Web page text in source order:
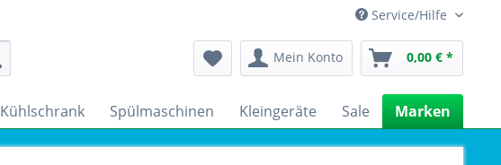
Service/Hilfe
Mein Konto 0,00 € *
Kühlschrank Spülmaschinen Kleingeräte Sale Marken